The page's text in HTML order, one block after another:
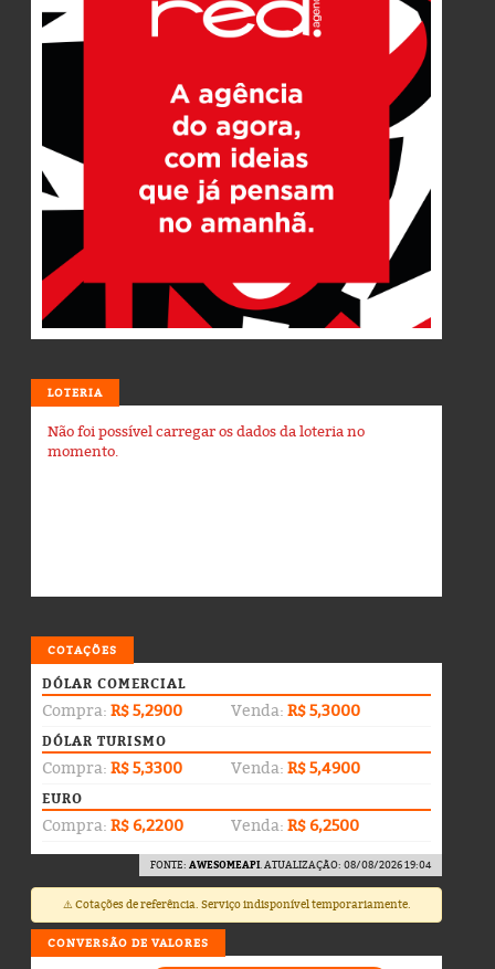
LOTERIA
Não foi possível carregar os dados da loteria no
momento.
COTAÇÕES
DÓLAR COMERCIAL
Compra: R$ 5,2900 Venda: R$ 5,3000
DÓLAR TURISMO
Compra: R$ 5,3300 Venda: R$ 5,4900
EURO
Compra: R$ 6,2200 Venda: R$ 6,2500
FONTE: AWESOMEAPI. ATUALIZAÇÃO: 08/08/2026 19:04
⚠️ Cotações de referência. Serviço indisponível temporariamente.
CONVERSÃO DE VALORES